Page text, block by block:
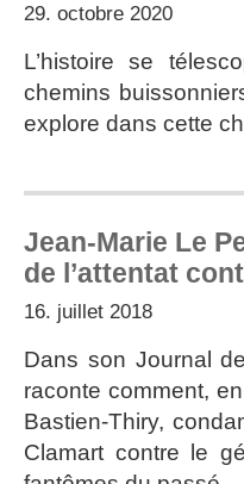
29. octobre 2020
L’histoire se
chemins
explore dans cette
Jean-Marie Le
de l’attentat
16. juillet 2018
Dans son Journal
raconte comment,
Bastien-Thiry,
Clamart contre le